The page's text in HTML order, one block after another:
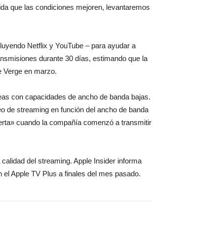
que las condiciones mejoren, levantaremos
Netflix y YouTube – para ayudar a
durante 30 días, estimando que la
Verge en marzo.
con capacidades de ancho de banda bajas.
de streaming en función del ancho de banda
cuando la compañía comenzó a transmitir
del streaming. Apple Insider informa
Apple TV Plus a finales del mes pasado.